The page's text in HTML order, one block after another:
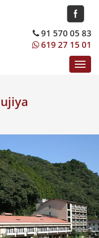
91 570 05 83
619 27 15 01